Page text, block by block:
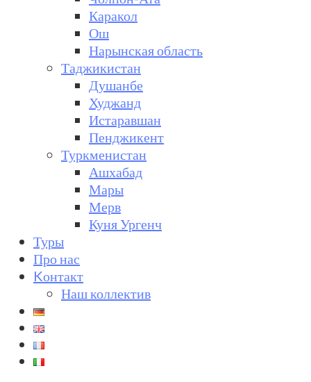
Каракол
Ош
Нарынская область
Таджикистан
Душанбе
Худжанд
Истаравшан
Пенджикент
Туркменистан
Ашхабад
Мары
Мерв
Куня Ургенч
Туры
Про нас
Kонтакт
Наш коллектив